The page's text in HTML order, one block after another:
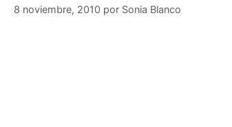
8 noviembre, 2010 por Sonia Blanco